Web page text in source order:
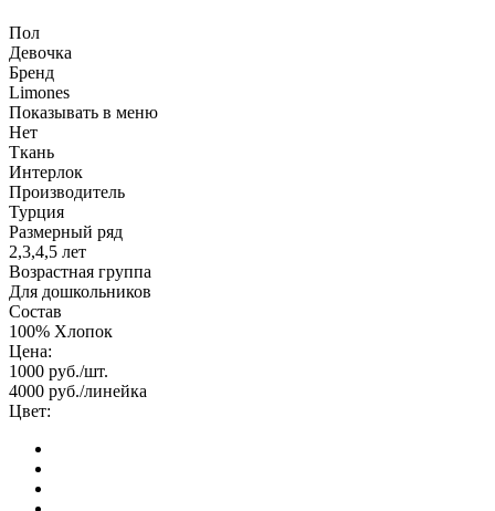
Пол
Девочка
Бренд
Limones
Показывать в меню
Нет
Ткань
Интерлок
Производитель
Турция
Размерный ряд
2,3,4,5 лет
Возрастная группа
Для дошкольников
Состав
100% Хлопок
Цена:
1000 руб./шт.
4000 руб./линейка
Цвет: